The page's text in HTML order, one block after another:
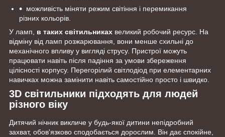
можливість міняти режим світіння і перемикання
різних кольорів.
У ламп, в таких світильниках великий робочий ресурс. На
відміну від ламп розжарювання, вони менше схильні до
механічного впливу у вигляді струсу. Пристрої можуть
працювати навіть після падіння за умови збереження
цілісності корпусу. Перегорілий світлодіод при елементарних
навичках можна замінити навіть самостійно просто і швидко.
3D світильники підходять для людей
різного віку
Дитячий нічник викличе у будь-якої дитини непідробний
захват, обов'язково сподобається дорослим. Він дає спокійне,